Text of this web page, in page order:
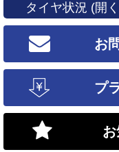
タイヤ状況 (開
お
プ